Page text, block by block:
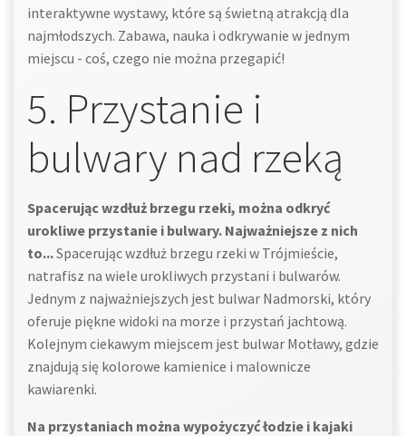
interaktywne wystawy, które są świetną atrakcją dla
najmłodszych. Zabawa, nauka i odkrywanie w jednym
miejscu - coś, czego nie można przegapić!
5. Przystanie i
bulwary nad rzeką
Spacerując wzdłuż brzegu rzeki, można odkryć
urokliwe przystanie i bulwary. Najważniejsze z nich
to...Spacerując wzdłuż brzegu rzeki w Trójmieście,
natrafisz na wiele urokliwych przystani i bulwarów.
Jednym z najważniejszych jest bulwar Nadmorski, który
oferuje piękne widoki na morze i przystań jachtową.
Kolejnym ciekawym miejscem jest bulwar Motławy, gdzie
znajdują się kolorowe kamienice i malownicze
kawiarenki.
Na przystaniach można wypożyczyć łodzie i kajaki